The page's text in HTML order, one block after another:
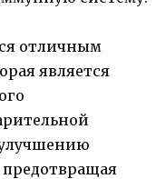
отличным
является